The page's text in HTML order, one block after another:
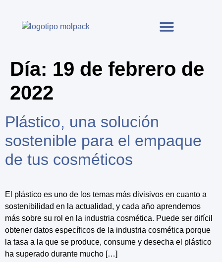
Día: 19 de febrero de
2022
Plástico, una solución
sostenible para el empaque
de tus cosméticos
El plástico es uno de los temas más divisivos en cuanto a
sostenibilidad en la actualidad, y cada año aprendemos
más sobre su rol en la industria cosmética. Puede ser difícil
obtener datos específicos de la industria cosmética porque
la tasa a la que se produce, consume y desecha el plástico
ha superado durante mucho […]